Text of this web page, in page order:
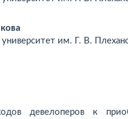
им. Г. В.
девелоперов к